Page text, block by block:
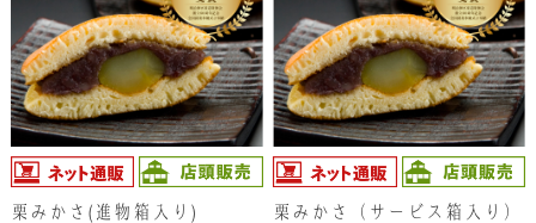
栗みかさ(進物箱入り) 栗みかさ（サービス箱入り）